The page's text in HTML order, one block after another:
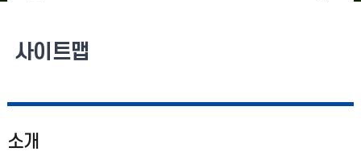
사이트맵
소개